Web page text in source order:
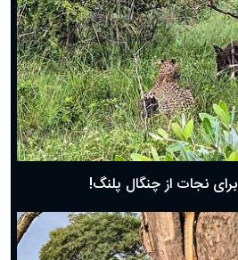
نجات از چنگال پلنگ!